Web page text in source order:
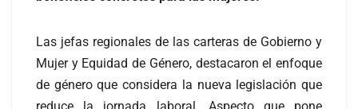
Las jefas regionales de las carteras de Gobierno y
Mujer y Equidad de Género, destacaron el enfoque
de género que considera la nueva legislación que